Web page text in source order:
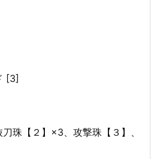
[3]
珠【２】×3、攻撃珠【３】、